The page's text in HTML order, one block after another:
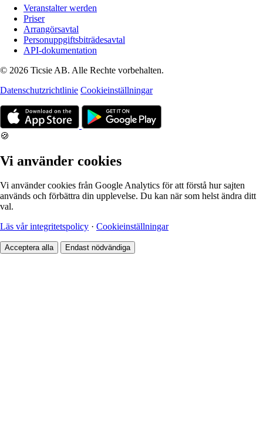
Veranstalter werden
Priser
Arrangörsavtal
Personuppgiftsbiträdesavtal
API-dokumentation
© 2026 Ticsie AB. Alle Rechte vorbehalten.
Datenschutzrichtlinie Cookieinställningar
🍪
Vi använder cookies
Vi använder cookies från Google Analytics för att förstå hur sajten
används och förbättra din upplevelse. Du kan när som helst ändra ditt
val.
Läs vår integritetspolicy · Cookieinställningar
Acceptera alla Endast nödvändiga